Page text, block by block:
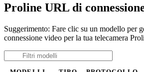
Proline URL di
Suggerimento: Fare clic su un modello per
connessione video per la tua telecamera